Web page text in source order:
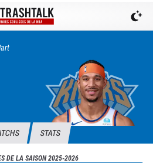
STATS
DE LA SAISON2025-2026